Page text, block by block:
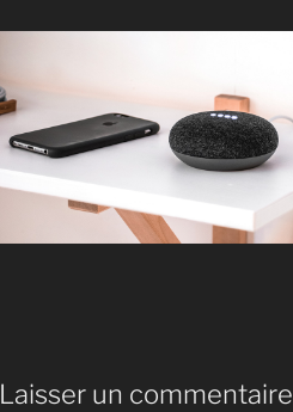
Laisser un commentaire